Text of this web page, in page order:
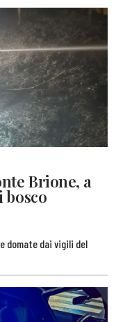
Brione, a
domate dai vigili del